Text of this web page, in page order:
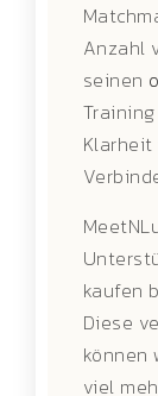
Anzahl
seinen
kaufen
Diese
können
viel